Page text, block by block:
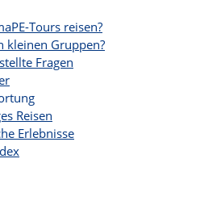
Tours reisen?
kleinen Gruppen?
Fragen
Reisen
Erlebnisse